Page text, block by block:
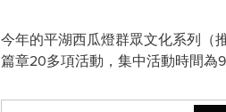
今年的平湖西瓜燈群眾文化系列（
篇章20多項活動，集中活動時間為9